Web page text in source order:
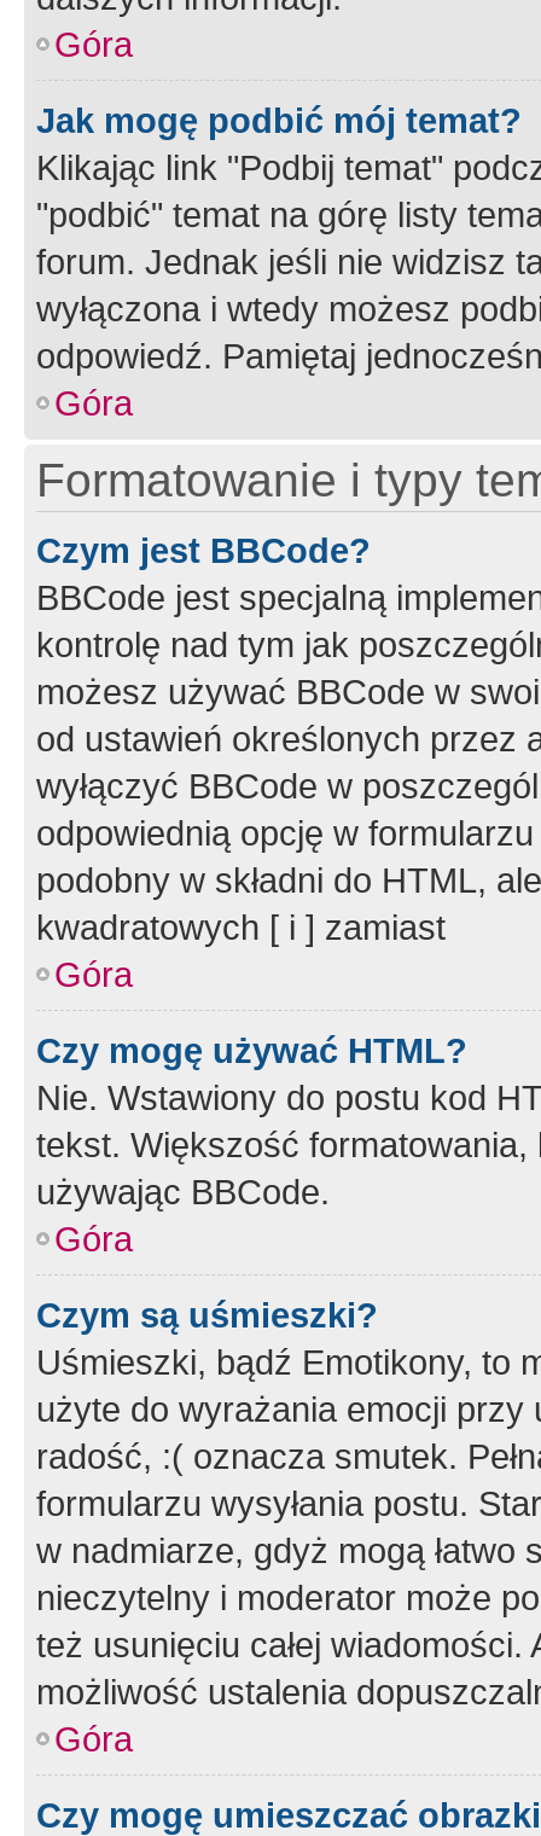
Góra
Jak mogę podbić mój temat?
Klikając link "Podbij temat"
"podbić" temat na górę listy
forum. Jednak jeśli nie widzisz
wyłączona i wtedy możesz
odpowiedź. Pamiętaj
Góra
Formatowanie i typy
Czym jest BBCode?
BBCode jest specjalną
kontrolę nad tym jak
możesz używać BBCode w
od ustawień określonych przez
wyłączyć BBCode w
odpowiednią opcję w
podobny w składni do HTML,
kwadratowych [ i ] zamiast
Góra
Czy mogę używać HTML?
Nie. Wstawiony do postu kod
tekst. Większość
używając BBCode.
Góra
Czym są uśmieszki?
Uśmieszki, bądź Emotikony, to
użyte do wyrażania emocji
radość, :( oznacza smutek.
formularzu wysyłania postu.
w nadmiarze, gdyż mogą
nieczytelny i moderator może
też usunięciu całej
możliwość ustalenia
Góra
Czy mogę umieszczać